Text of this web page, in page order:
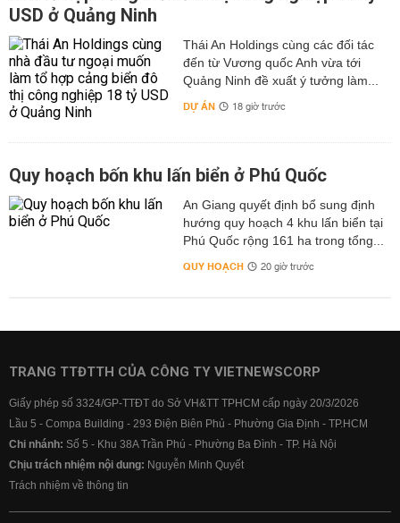
USD ở Quảng Ninh
Thái An Holdings cùng các đối tác
đến từ Vương quốc Anh vừa tới
Quảng Ninh đề xuất ý tưởng làm...
DỰ ÁN 18 giờ trước
Quy hoạch bốn khu lấn biển ở Phú Quốc
An Giang quyết định bổ sung định
hướng quy hoạch 4 khu lấn biển tại
Phú Quốc rộng 161 ha trong tổng...
QUY HOẠCH 20 giờ trước
TRANG TTĐTTH CỦA CÔNG TY VIETNEWSCORP
Giấy phép số 3324/GP-TTĐT do Sở VH&TT TPHCM cấp ngày 20/3/2026
Lầu 5 - Compa Building - 293 Điện Biên Phủ - Phường Gia Định - TP.HCM
Chi nhánh: Số 5 - Khu 38A Trần Phú - Phường Ba Đình - TP. Hà Nội
Chịu trách nhiệm nội dung: Nguyễn Minh Quyết
Trách nhiệm về thông tin